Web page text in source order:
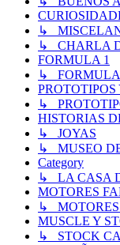
↳
↳ CHARLA
FORMULA 1
↳ FORMULA
↳
HISTORIAS
↳ JOYAS
↳ MUSEO
Category
↳ LA CASA
MOTORES
↳ MOTORES
MUSCLE Y
↳ STOCK